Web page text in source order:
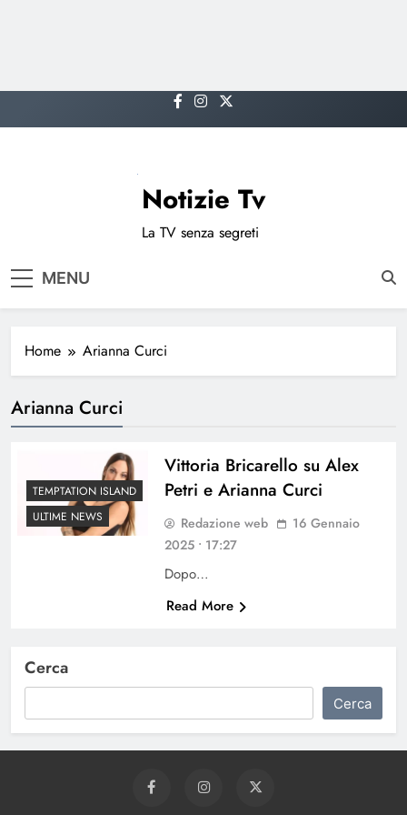
to
Notizie Tv
La TV senza segreti
MENU
Home Arianna Curci
Arianna Curci
TEMPTATION ISLAND
ULTIME NEWS
Vittoria Bricarello su Alex
Petri e Arianna Curci
Redazione web
16 Gennaio
2025 • 17:27
Dopo…
Read More
Cerca
Cerca